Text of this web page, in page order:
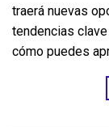
traerá nuevas
tendencias
cómo puedes